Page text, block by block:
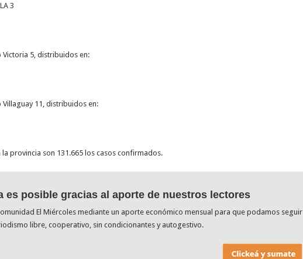
3
Victoria 5, distribuidos en:
11, distribuidos en:
la provincia son 131.665 los casos confirmados.
es posible gracias al aporte de nuestros lectores
El Miércoles mediante un aporte económico mensual para que podamos seguir
libre, cooperativo, sin condicionantes y autogestivo.